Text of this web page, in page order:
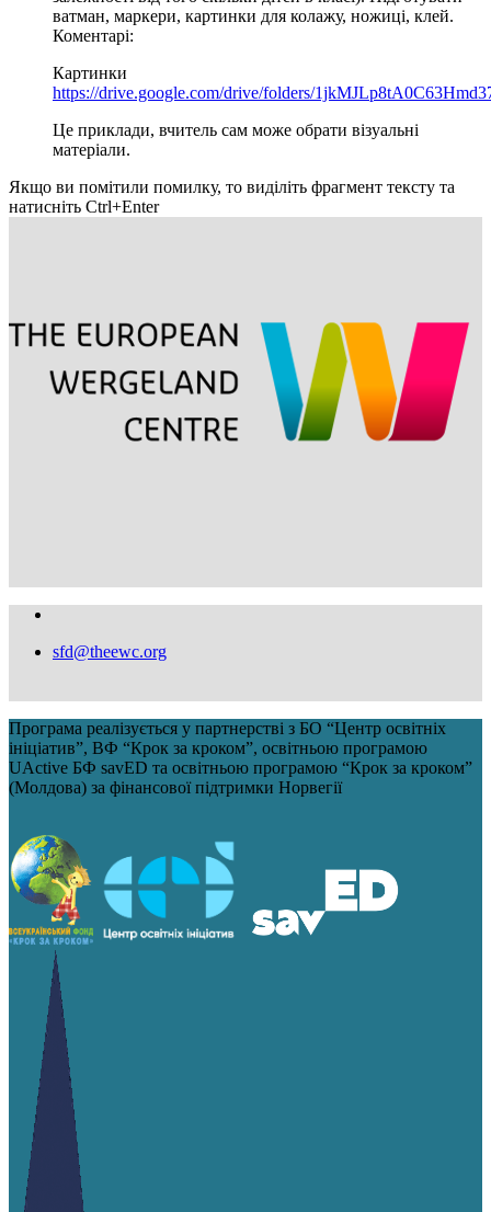
ватман, маркери, картинки для колажу, ножиці, клей.
Коментарі:
Картинки
https://drive.google.com/drive/folders/
Це приклади, вчитель сам може обрати візуальні
матеріали.
Якщо ви помітили помилку, то виділіть фрагмент тексту та
натисніть Ctrl+Enter
sfd@theewc.org
Програма реалізується у партнерстві з БО “Центр освітніх
ініціатив”, ВФ “Крок за кроком”, освітньою програмою
UActive БФ savED та освітньою програмою “Крок за кроком”
(Молдова) за фінансової підтримки Норвегії